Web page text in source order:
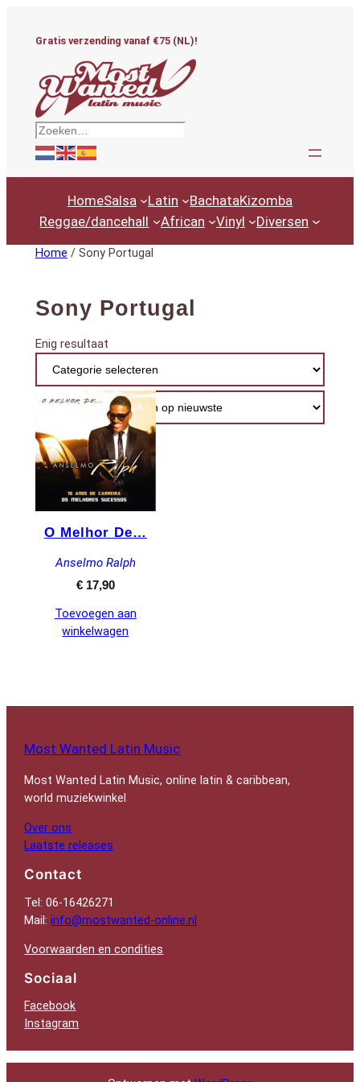
Gratis verzending vanaf €75 (NL)!
Zoeken
HomeSalsa Latin BachataKizomba
Reggae/dancehall
African Vinyl Diversen
Home / Sony Portugal
Sony Portugal
Enig resultaat
O Melhor De…
Anselmo Ralph
€17,90
Toevoegen aan
winkelwagen
Most Wanted Latin Music
Most Wanted Latin Music, online latin & caribbean,
world muziekwinkel
Over ons
Laatste releases
Contact
Tel: 06-16426271
Mail:info@mostwanted-online.nl
Voorwaarden en condities
Sociaal
Facebook
Instagram